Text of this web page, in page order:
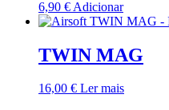
6,90 € Adicionar
TWIN MAG
16,00 € Ler mais